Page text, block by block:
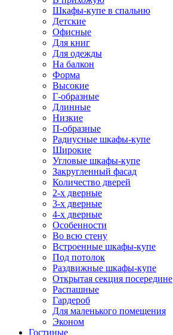
Шкафы-купе в спальню
Детские
Офисные
Для книг
Для одежды
На балкон
Форма
Высокие
Г-образные
Длинные
Низкие
П-образные
Радиусные шкафы-купе
Широкие
Угловые шкафы-купе
Закругленный фасад
Количество дверей
2-х дверные
3-х дверные
4-х дверные
Особенности
Во всю стену
Встроенные шкафы-купе
Под потолок
Раздвижные шкафы-купе
Открытая секция посередине
Распашные
Гардероб
Для маленького помещения
Эконом
Гостиные